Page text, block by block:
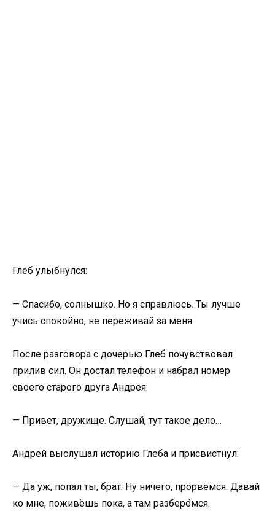
Глеб улыбнулся:
— Спасибо, солнышко. Но я справлюсь. Ты лучше
учись спокойно, не переживай за меня.
После разговора с дочерью Глеб почувствовал
прилив сил. Он достал телефон и набрал номер
своего старого друга Андрея:
— Привет, дружище. Слушай, тут такое дело…
Андрей выслушал историю Глеба и присвистнул:
— Да уж, попал ты, брат. Ну ничего, прорвёмся. Давай
ко мне, поживёшь пока, а там разберёмся.